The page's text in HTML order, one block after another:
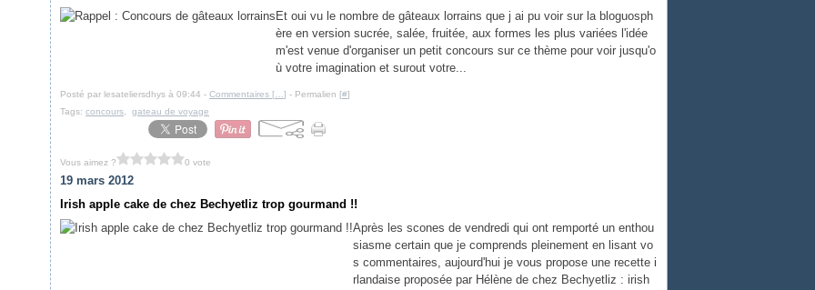
Et oui vu le nombre de gâteaux lorrains que j ai pu voir sur la bloguosph
ère en version sucrée, salée, fruitée, aux formes les plus variées l'idée
m'est venue d'organiser un petit concours sur ce thème pour voir jusqu'o
ù votre imagination et surout votre...
Posté par lesateliersdhys à 09:44 - Commentaires [ ] - Permalien [#]
Tags: concours gateau de voyage
Vous aimez ? 0 vote
19 mars 2012
Irish apple cake de chez Bechyetliz trop gourmand !!
Après les scones de vendredi qui ont remporté un enthou
siasme certain que je comprends pleinement en lisant vo
s commentaires, aujourd'hui je vous propose une recette i
rlandaise proposée par Hélène de chez Bechyetliz : irish